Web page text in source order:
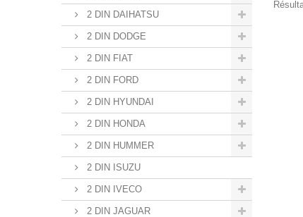
2 DIN DAIHATSU
2 DIN DODGE
2 DIN FIAT
2 DIN FORD
2 DIN HYUNDAI
2 DIN HONDA
2 DIN HUMMER
2 DIN ISUZU
2 DIN IVECO
2 DIN JAGUAR